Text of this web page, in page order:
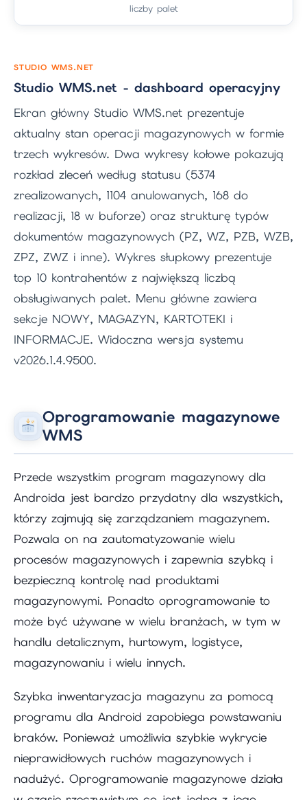
liczby palet
STUDIO WMS.NET
Studio WMS.net - dashboard operacyjny
Ekran główny Studio WMS.net prezentuje
aktualny stan operacji magazynowych w formie
trzech wykresów. Dwa wykresy kołowe pokazują
rozkład zleceń według statusu (5374
zrealizowanych, 1104 anulowanych, 168 do
realizacji, 18 w buforze) oraz strukturę typów
dokumentów magazynowych (PZ, WZ, PZB, WZB,
ZPZ, ZWZ i inne). Wykres słupkowy prezentuje
top 10 kontrahentów z największą liczbą
obsługiwanych palet. Menu główne zawiera
sekcje NOWY, MAGAZYN, KARTOTEKI i
INFORMACJE. Widoczna wersja systemu
v2026.1.4.9500.
Oprogramowanie magazynowe
WMS
Przede wszystkim program magazynowy dla
Androida jest bardzo przydatny dla wszystkich,
którzy zajmują się zarządzaniem magazynem.
Pozwala on na zautomatyzowanie wielu
procesów magazynowych i zapewnia szybką i
bezpieczną kontrolę nad produktami
magazynowymi. Ponadto oprogramowanie to
może być używane w wielu branżach, w tym w
handlu detalicznym, hurtowym, logistyce,
magazynowaniu i wielu innych.
Szybka inwentaryzacja magazynu za pomocą
programu dla Android zapobiega powstawaniu
braków. Ponieważ umożliwia szybkie wykrycie
nieprawidłowych ruchów magazynowych i
nadużyć. Oprogramowanie magazynowe działa